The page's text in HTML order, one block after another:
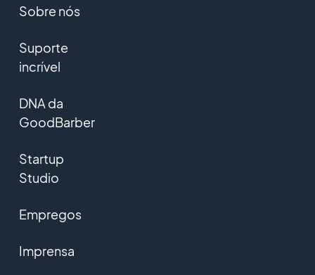
Sobre nós
Suporte
incrível
DNA da
GoodBarber
Startup
Studio
Empregos
Imprensa